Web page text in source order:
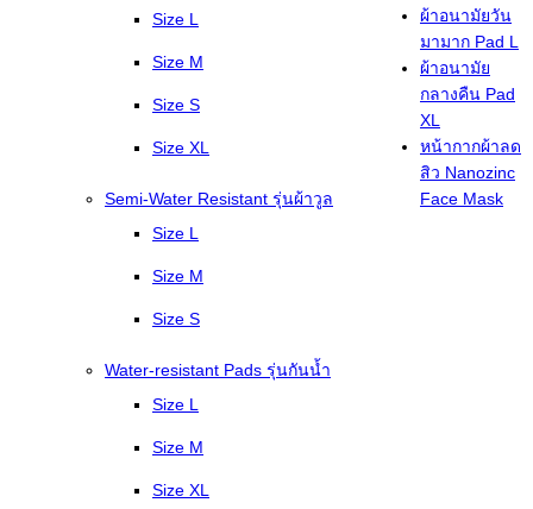
Size L
Size M
Size S
Size XL
Semi-Water Resistant รุ่นผ้าวูล
Size L
Size M
Size S
Water-resistant Pads รุ่นกันน้ำ
Size L
Size M
Size XL
ผ้าอนามัยวัน
มามาก Pad L
ผ้าอนามัย
กลางคืน Pad
XL
หน้ากากผ้าลด
สิว Nanozinc
Face Mask